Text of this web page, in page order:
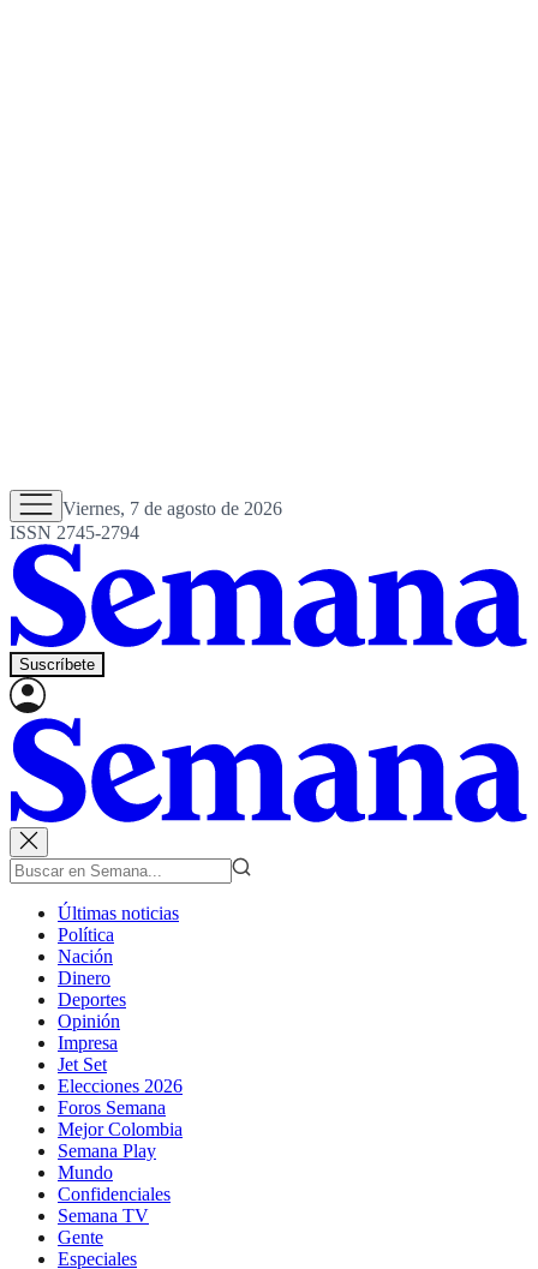
Viernes, 7 de agosto de 2026
ISSN 2745-2794
Suscríbete
Últimas noticias
Política
Nación
Dinero
Deportes
Opinión
Impresa
Jet Set
Elecciones 2026
Foros Semana
Mejor Colombia
Semana Play
Mundo
Confidenciales
Semana TV
Gente
Especiales